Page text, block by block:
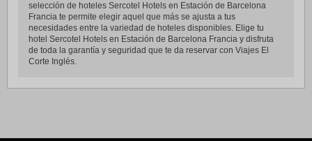
selección de hoteles Sercotel Hotels en Estación de Barcelona
Francia te permite elegir aquel que más se ajusta a tus
necesidades entre la variedad de hoteles disponibles. Elige tu
hotel Sercotel Hotels en Estación de Barcelona Francia y disfruta
de toda la garantía y seguridad que te da reservar con Viajes El
Corte Inglés.